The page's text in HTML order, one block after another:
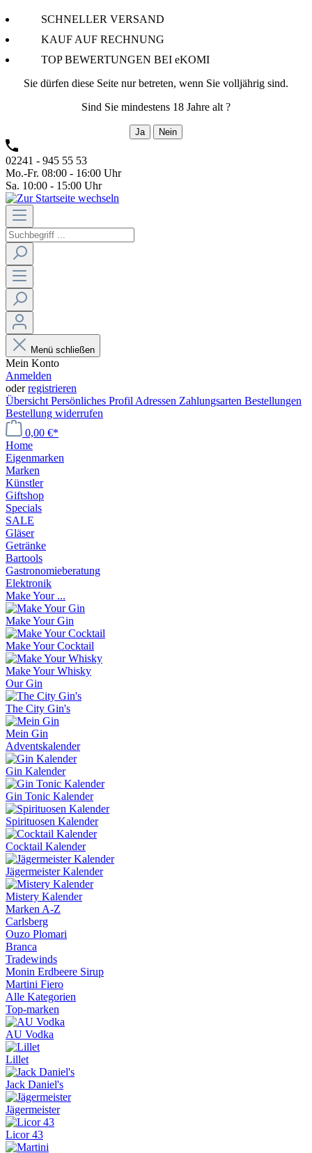
SCHNELLER VERSAND
KAUF AUF RECHNUNG
TOP BEWERTUNGEN BEI eKOMI
Sie dürfen diese Seite nur betreten, wenn Sie volljährig sind.
Sind Sie mindestens 18 Jahre alt ?
Ja Nein
02241 - 945 55 53
Mo.-Fr. 08:00 - 16:00 Uhr
Sa. 10:00 - 15:00 Uhr
Menü schließen
Mein Konto
Anmelden
oderregistrieren
Übersicht Persönliches Profil Adressen Zahlungsarten Bestellungen
Bestellung widerrufen
0,00 €*
Home
Eigenmarken
Marken
Künstler
Giftshop
Specials
SALE
Gläser
Getränke
Bartools
Gastronomieberatung
Elektronik
Make Your ...
Make Your Gin
Make Your Cocktail
Make Your Whisky
Our Gin
The City Gin's
Mein Gin
Adventskalender
Gin Kalender
Gin Tonic Kalender
Spirituosen Kalender
Cocktail Kalender
Jägermeister Kalender
Mistery Kalender
Marken A-Z
Carlsberg
Ouzo Plomari
Branca
Tradewinds
Monin Erdbeere Sirup
Martini Fiero
Alle Kategorien
Top-marken
AU Vodka
Lillet
Jack Daniel's
Jägermeister
Licor 43